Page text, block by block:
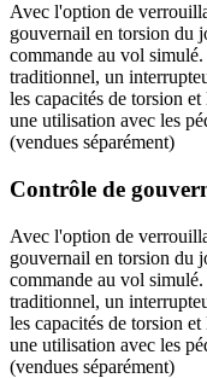
Avec l'option de
gouvernail en torsion du
commande au vol
traditionnel, un
les capacités de torsion
une utilisation avec les
(vendues séparément)
Contrôle de
Avec l'option de
gouvernail en torsion du
commande au vol
traditionnel, un
les capacités de torsion
une utilisation avec les
(vendues séparément)